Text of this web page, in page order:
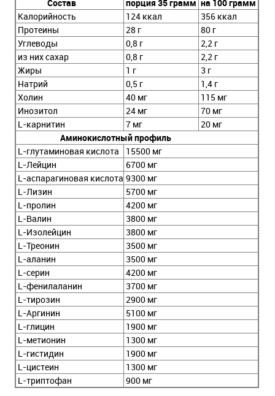
Состав
порция 35 грамм на 100 грамм
Калорийность
124 ккал
356 ккал
Протеины
28 г
80 г
Углеводы
0,8 г
2,2 г
из них сахар
0,8 г
2,2 г
Жиры
1 г
3 г
Натрий
0,5 г
1,4 г
Холин
40 мг
115 мг
Инозитол
24 мг
70 мг
L-карнитин
7 мг
20 мг
Аминокислотный профиль
L-глутаминовая кислота
15500 мг
L-Лейцин
6700 мг
L-аспарагиновая кислота 9300 мг
L-Лизин
5700 мг
L-пролин
4200 мг
L-Валин
3800 мг
L-Изолейцин
3800 мг
L-Треонин
3500 мг
L-аланин
3500 мг
L-серин
4200 мг
L-фенилаланин
3700 мг
L-тирозин
2900 мг
L-Аргинин
5100 мг
L-глицин
1900 мг
L-метионин
1300 мг
L-гистидин
1900 мг
L-цистеин
1300 мг
L-триптофан
900 мг